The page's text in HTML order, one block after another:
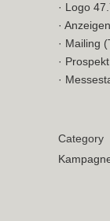
· Logo
· Anzeigen
· Mailing
· Prospekt
·
Category